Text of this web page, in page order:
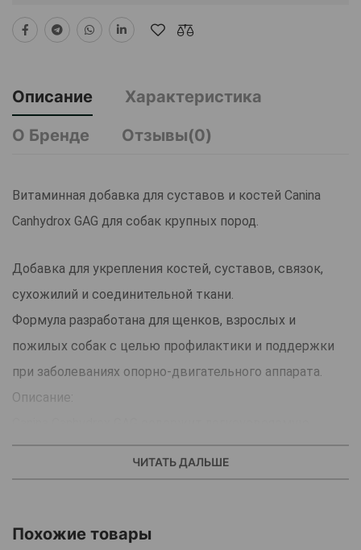
Описание
Характеристика
О Бренде
Отзывы(0)
Витаминная добавка для суставов и костей Canina
Canhydrox GAG для собак крупных пород.
Добавка для укрепления костей, суставов, связок,
сухожилий и соединительной ткани.
Формула разработана для щенков, взрослых и
пожилых собак с целью профилактики и поддержки
при заболеваниях опорно-двигательного аппарата.
Описание:
форму кальция (гидроксиапатит), магний, фосфор,
витамин D3, DL-метионин и гликозаминогликаны -
восстановления костей и суставов.
ЧИТАТЬ ДАЛЬШЕ
Похожие товары